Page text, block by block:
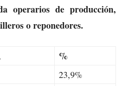
operarios de producción,
o reponedores.
%
23,9%